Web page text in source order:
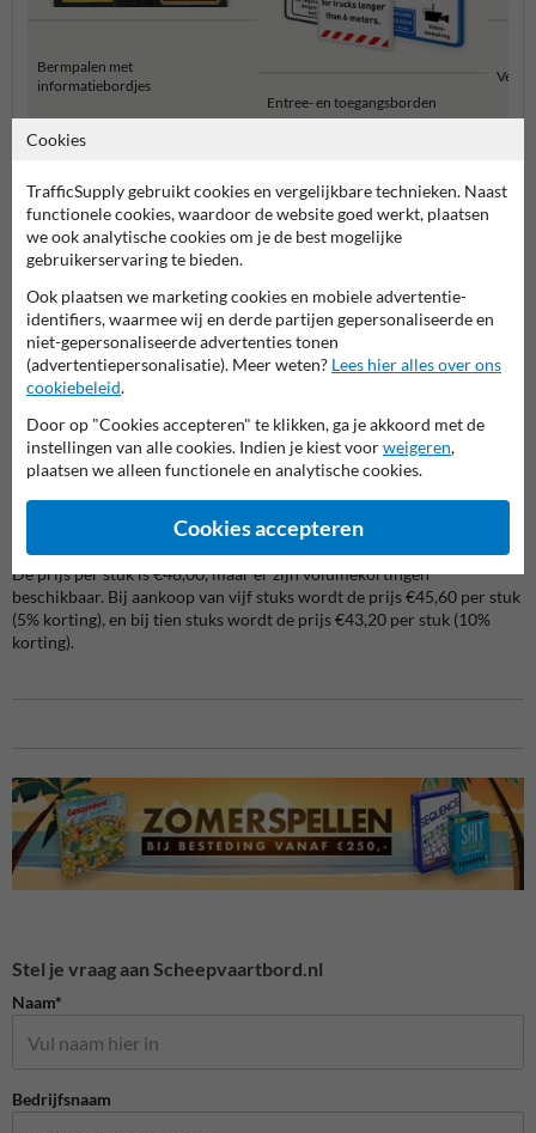
Bermpalen met
informatiebordjes
Entree- en toegangsborden
Deze verzwaarde bermpaal met 2 borden is een veelzijdige en
milieuvriendelijke oplossing voor subtiel aanduiden van
parkeerplaatsen voor bezoekers van een bedrijf. Gemaakt van 100%
gerecycled kunststof, is deze paal zowel duurzaam als functioneel. De
afmetingen van de paal zijn 1250x150x40mm (HxBxD), en de
bijgevoegde bordjes meten 119x109x2mm. De bordjes zijn volledig
retro-reflecterend klasse 3 en standaard voorzien van een UV-werend
beschermlaminaat, wat zorgt voor goede zichtbaarheid onder alle
weersomstandigheden. Het product wordt volledig gemonteerd
geleverd, met de mogelijkheid om te kiezen tussen enkelzijdige of
De prijs per stuk is €48,00, maar er zijn volumekortingen
beschikbaar. Bij aankoop van vijf stuks wordt de prijs €45,60 per stuk
(5% korting), en bij tien stuks wordt de prijs €43,20 per stuk (10%
korting).
Stel je vraag aan Scheepvaartbord.nl
Naam*
Bedrijfsnaam
Cookies
TrafficSupply gebruikt cookies en vergelijkbare technieken. Naast
functionele cookies, waardoor de website goed werkt, plaatsen
we ook analytische cookies om je de best mogelijke
gebruikerservaring te bieden.
Ook plaatsen we marketing cookies en mobiele advertentie-
identifiers, waarmee wij en derde partijen gepersonaliseerde en
niet-gepersonaliseerde advertenties tonen
(advertentiepersonalisatie). Meer weten? Lees hier alles over ons
cookiebeleid.
Door op "Cookies accepteren" te klikken, ga je akkoord met de
instellingen van alle cookies. Indien je kiest voorweigeren,
plaatsen we alleen functionele en analytische cookies.
Cookies accepteren